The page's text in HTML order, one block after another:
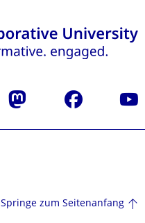
Mastodon Facebook
Springe zum Seitenanfang